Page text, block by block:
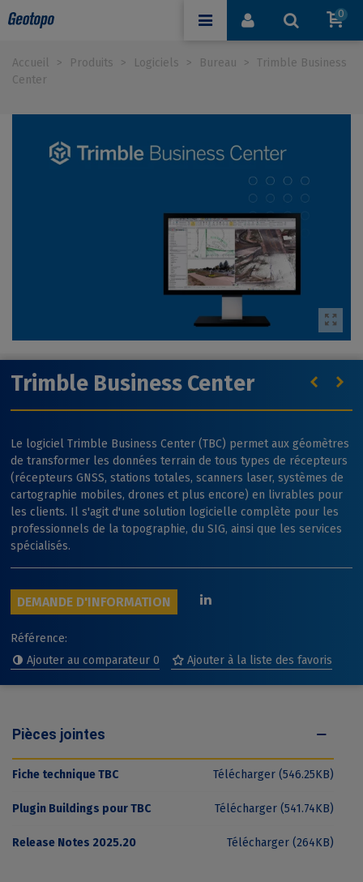
0
Accueil > Produits > Logiciels > Bureau >
Trimble Business
Center
Trimble Business Center
Le logiciel Trimble Business Center (TBC) permet aux géomètres
de transformer les données terrain de tous types de récepteurs
(récepteurs GNSS, stations totales, scanners laser, systèmes de
cartographie mobiles, drones et plus encore) en livrables pour
les clients. Il s'agit d'une solution logicielle complète pour les
professionnels de la topographie, du SIG, ainsi que les services
spécialisés.
DEMANDE D'INFORMATION
Référence:
Ajouter au comparateur 0 Ajouter à la liste des favoris
Pièces jointes
Fiche technique TBC Télécharger (546.25KB)
Plugin Buildings pour TBC Télécharger (541.74KB)
Release Notes 2025.20 Télécharger (264KB)